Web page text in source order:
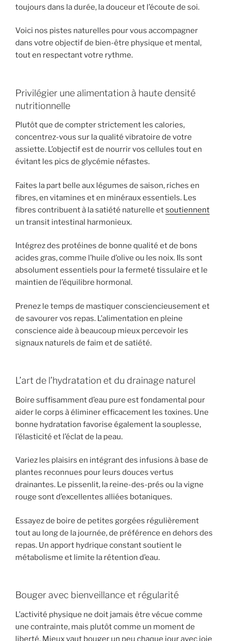
toujours dans la durée, la douceur et l’écoute de soi.
Voici nos pistes naturelles pour vous accompagner
dans votre objectif de bien-être physique et mental,
tout en respectant votre rythme.
Privilégier une alimentation à haute densité
nutritionnelle
Plutôt que de compter strictement les calories,
concentrez-vous sur la qualité vibratoire de votre
assiette. L’objectif est de nourrir vos cellules tout en
évitant les pics de glycémie néfastes.
Faites la part belle aux légumes de saison, riches en
fibres, en vitamines et en minéraux essentiels. Les
fibres contribuent à la satiété naturelle etsoutiennent
un transit intestinal harmonieux.
Intégrez des protéines de bonne qualité et de bons
acides gras, comme l’huile d’olive ou les noix. Ils sont
absolument essentiels pour la fermeté tissulaire et le
maintien de l’équilibre hormonal.
Prenez le temps de mastiquer consciencieusement et
de savourer vos repas. L’alimentation en pleine
conscience aide à beaucoup mieux percevoir les
signaux naturels de faim et de satiété.
L’art de l’hydratation et du drainage naturel
Boire suffisamment d’eau pure est fondamental pour
aider le corps à éliminer efficacement les toxines. Une
bonne hydratation favorise également la souplesse,
l’élasticité et l’éclat de la peau.
Variez les plaisirs en intégrant des infusions à base de
plantes reconnues pour leurs douces vertus
drainantes. Le pissenlit, la reine-des-prés ou la vigne
rouge sont d’excellentes alliées botaniques.
Essayez de boire de petites gorgées régulièrement
tout au long de la journée, de préférence en dehors des
repas. Un apport hydrique constant soutient le
métabolisme et limite la rétention d’eau.
Bouger avec bienveillance et régularité
L’activité physique ne doit jamais être vécue comme
une contrainte, mais plutôt comme un moment de
liberté. Mieux vaut bouger un peu chaque jour avec joie